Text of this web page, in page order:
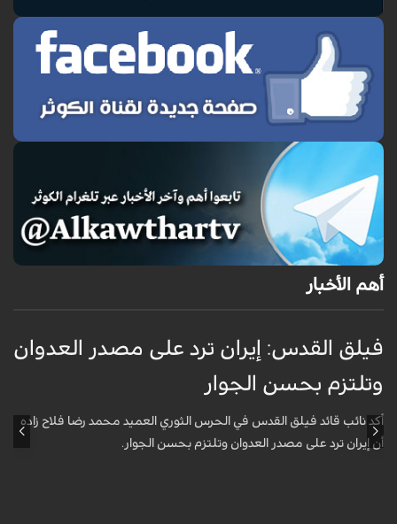
أهم الأخبار
فيلق القدس: إيران ترد على مصدر العدوان
وتلتزم بحسن الجوار
أكد نائب قائد فيلق القدس في الحرس الثوري العميد محمد رضا فلاح زاده
أن إيران ترد على مصدر العدوان وتلتزم بحسن الجوار.